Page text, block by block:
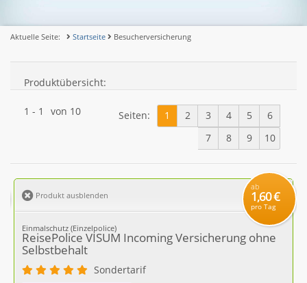
Aktuelle Seite: Startseite Besucherversicherung
Produktübersicht:
1 - 1 von 10 Seiten: 1 2 3 4 5
6
7
8 9 10
Produkt ausblenden
ab
1,60 €
pro Tag
Einmalschutz (Einzelpolice)
ReisePolice VISUM Incoming Versicherung ohne
Selbstbehalt
Sondertarif